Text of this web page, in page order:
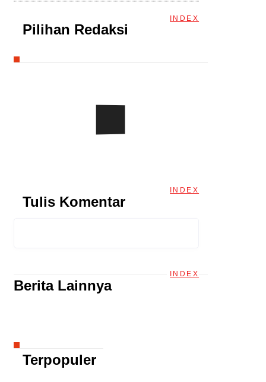
Pilihan Redaksi
INDEX
Tulis Komentar
INDEX
Berita Lainnya
INDEX
Terpopuler